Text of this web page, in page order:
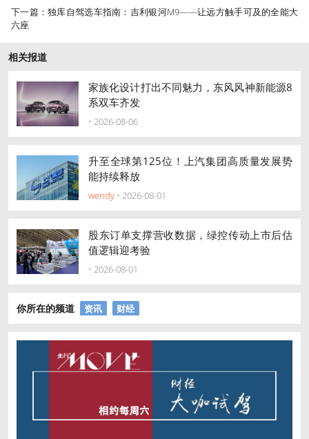
下一篇：独库自驾选车指南：吉利银河M9——让远方触手可及的全能大
六座​
相关报道
家族化设计打出不同魅力，东风风神新能源8
系双车齐发
• 2026-08-06
升至全球第125位！上汽集团高质量发展势
能持续释放
wendy • 2026-08-01
股东订单支撑营收数据，绿控传动上市后估
值逻辑迎考验
• 2026-08-01
你所在的频道 资讯 财经